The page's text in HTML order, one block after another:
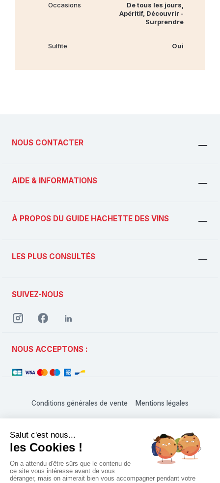
Occasions
De tous les jours,
Apéritif, Découvrir -
Surprendre
Sulfite Oui
NOUS CONTACTER
AIDE & INFORMATIONS
À PROPOS DU GUIDE HACHETTE DES VINS
LES PLUS CONSULTÉS
SUIVEZ-NOUS
NOUS ACCEPTONS :
Conditions générales de vente Mentions légales